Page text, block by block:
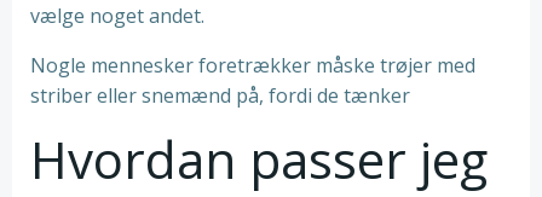
vælge noget andet.
Nogle mennesker foretrækker måske trøjer med
striber eller snemænd på, fordi de tænker
Hvordan passer jeg